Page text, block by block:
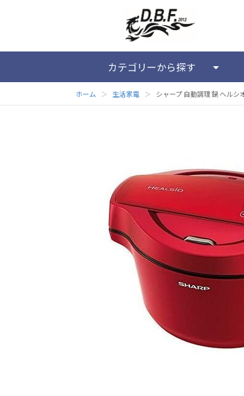
カテゴリーから探す
ホーム ＞ 生活家電 ＞ シャープ 自動調理 鍋 ヘルシ